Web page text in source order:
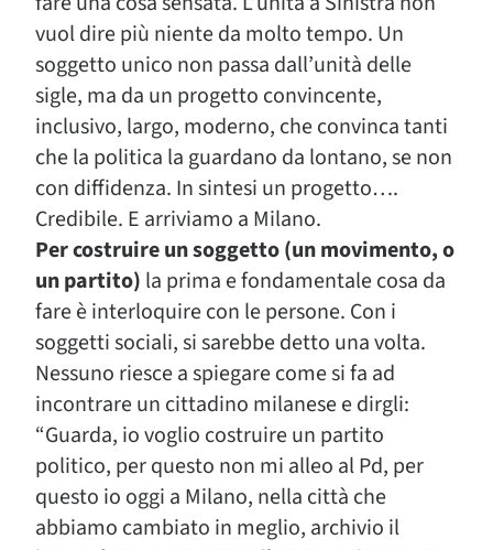
vuol dire più niente da molto tempo. Un
soggetto unico non passa dall’unità delle
sigle, ma da un progetto convincente,
inclusivo, largo, moderno, che convinca tanti
che la politica la guardano da lontano, se non
con diffidenza. In sintesi un progetto….
Credibile. E arriviamo a Milano.
Per costruire un soggetto (un movimento, o
un partito) la prima e fondamentale cosa da
fare è interloquire con le persone. Con i
soggetti sociali, si sarebbe detto una volta.
Nessuno riesce a spiegare come si fa ad
incontrare un cittadino milanese e dirgli:
“Guarda, io voglio costruire un partito
politico, per questo non mi alleo al Pd, per
questo io oggi a Milano, nella città che
abbiamo cambiato in meglio, archivio il